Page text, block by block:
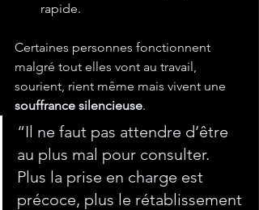
rapide.
Certaines personnes fonctionnent
malgré tout elles vont au travail,
sourient, rient même mais vivent une
souffrance silencieuse.
“Il ne faut pas attendre d’être
au plus mal pour consulter.
Plus la prise en charge est
précoce, plus le rétablissement